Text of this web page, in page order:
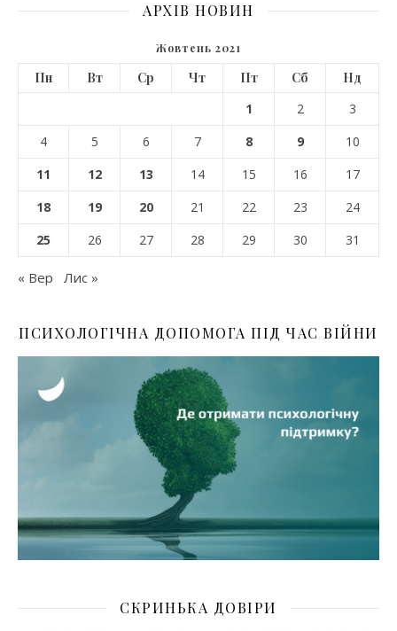
АРХІВ НОВИН
Жовтень 2021
Пн Вт Ср Чт Пт Сб
Нд
1
2
3
4
5 6 7 8 9
10
11
12 13 14 15 16
17
18
19 20 21 22 23
24
25
26 27 28 29 30 31
« Вер Лис »
ПСИХОЛОГІЧНА ДОПОМОГА ПІД ЧАС ВІЙНИ
СКРИНЬКА ДОВІРИ